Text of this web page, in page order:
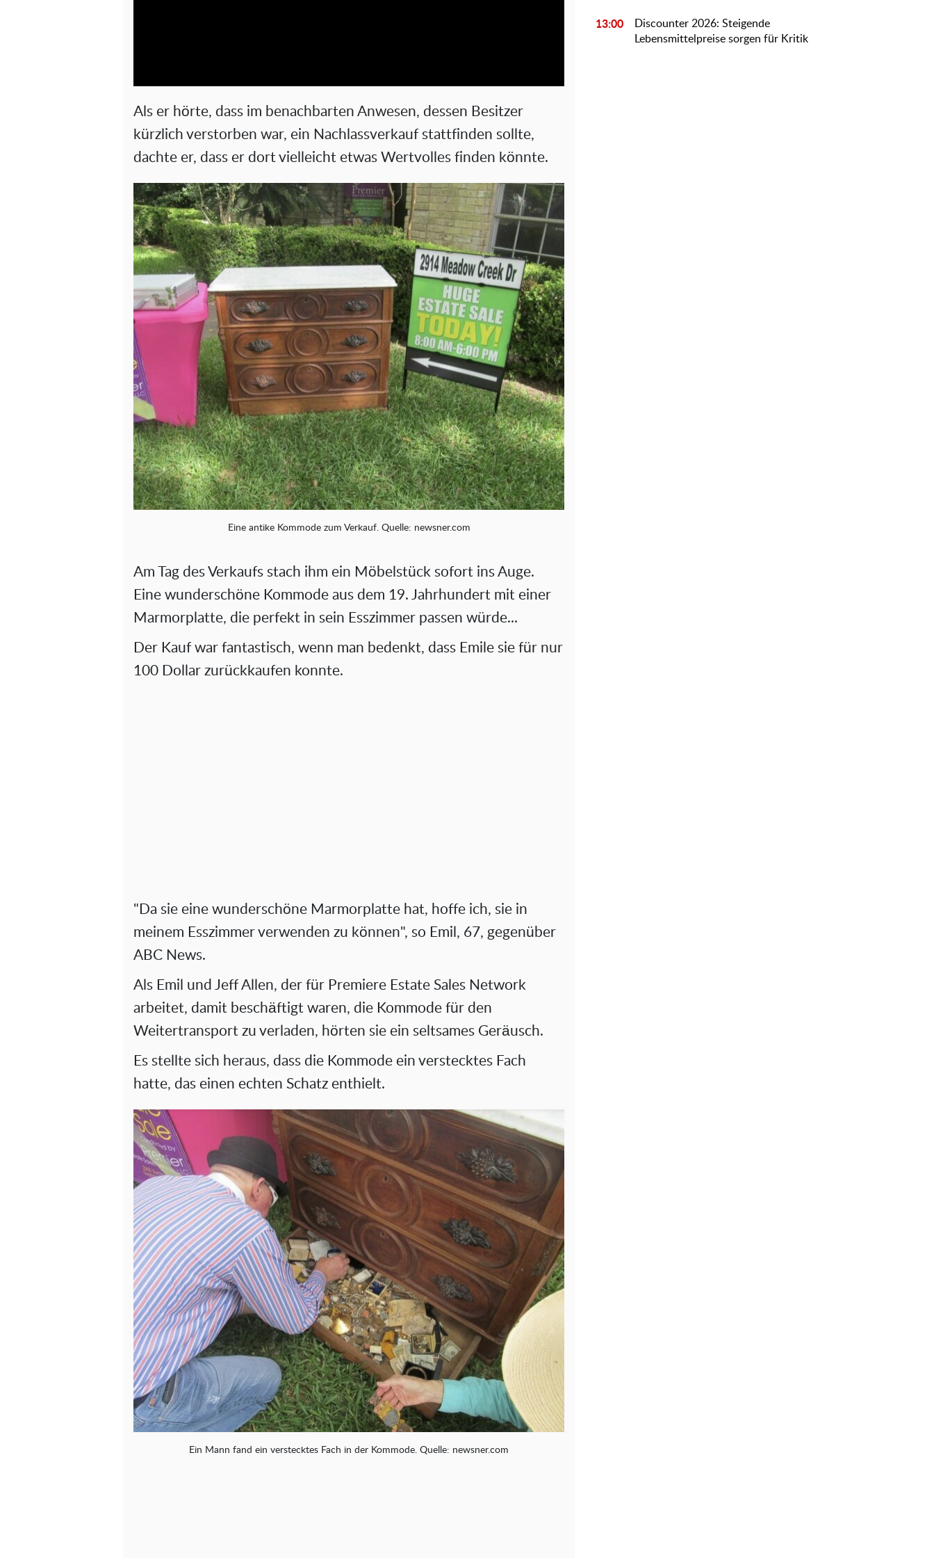
V
i
d
e
o
Als er hörte, dass im benachbarten Anwesen, dessen Besitzer
kürzlich verstorben war, ein Nachlassverkauf stattfinden sollte,
dachte er, dass er dort vielleicht etwas Wertvolles finden könnte.
Eine antike Kommode zum Verkauf. Quelle: newsner.сom
Am Tag des Verkaufs stach ihm ein Möbelstück sofort ins Auge.
Eine wunderschöne Kommode aus dem 19. Jahrhundert mit einer
Marmorplatte, die perfekt in sein Esszimmer passen würde...
Der Kauf war fantastisch, wenn man bedenkt, dass Emile sie für nur
100 Dollar zurückkaufen konnte.
"Da sie eine wunderschöne Marmorplatte hat, hoffe ich, sie in
meinem Esszimmer verwenden zu können", so Emil, 67, gegenüber
ABC News.
Als Emil und Jeff Allen, der für Premiere Estate Sales Network
arbeitet, damit beschäftigt waren, die Kommode für den
Weitertransport zu verladen, hörten sie ein seltsames Geräusch.
Es stellte sich heraus, dass die Kommode ein verstecktes Fach
hatte, das einen echten Schatz enthielt.
Ein Mann fand ein verstecktes Fach in der Kommode. Quelle: newsner.сom
13:00
Discounter 2026: Steigende
Lebensmittelpreise sorgen für Kritik